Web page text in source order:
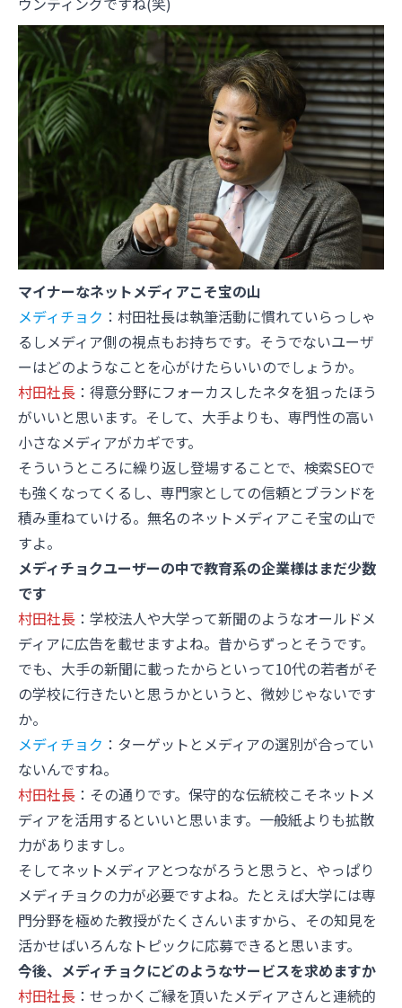
マイナーなネットメディアこそ宝の山
メディチョク ：村田社長は執筆活動に慣れていらっしゃ
るしメディア側の視点もお持ちです。そうでないユーザ
ーはどのようなことを心がけたらいいのでしょうか。
村田社長 ：得意分野にフォーカスしたネタを狙ったほう
がいいと思います。そして、大手よりも、専門性の高い
小さなメディアがカギです。
そういうところに繰り返し登場することで、検索SEOで
も強くなってくるし、専門家としての信頼とブランドを
積み重ねていける。無名のネットメディアこそ宝の山で
すよ。
メディチョクユーザーの中で教育系の企業様はまだ少数
です
村田社長 ：学校法人や大学って新聞のようなオールドメ
ディアに広告を載せますよね。昔からずっとそうです。
でも、大手の新聞に載ったからといって10代の若者がそ
の学校に行きたいと思うかというと、微妙じゃないです
か。
メディチョク ：ターゲットとメディアの選別が合ってい
ないんですね。
村田社長 ：その通りです。保守的な伝統校こそネットメ
ディアを活用するといいと思います。一般紙よりも拡散
力がありますし。
そしてネットメディアとつながろうと思うと、やっぱり
メディチョクの力が必要ですよね。たとえば大学には専
門分野を極めた教授がたくさんいますから、その知見を
活かせばいろんなトピックに応募できると思います。
今後、メディチョクにどのようなサービスを求めますか
村田社長 ：せっかくご縁を頂いたメディアさんと連続的